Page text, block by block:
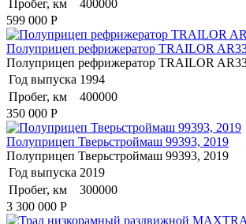
Пробег, км
400000
599 000 Р
Полуприцеп рефрижератор TRAILOR
Полуприцеп рефрижератор TRAILOR
Год выпуска 1994
Пробег, км
400000
350 000 Р
Полуприцеп Тверьстроймаш 99393, 2019
Полуприцеп Тверьстроймаш 99393, 2019
Год выпуска 2019
Пробег, км
300000
3 300 000 Р